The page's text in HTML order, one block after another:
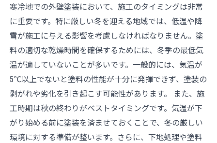
寒冷地での外壁塗装において、施工のタイミングは非常
に重要です。特に厳しい冬を迎える地域では、低温や降
雪が施工に与える影響を考慮しなければなりません。塗
料の適切な乾燥時間を確保するためには、冬季の最低気
温が適していないことが多いです。一般的には、気温が
5℃以上でないと塗料の性能が十分に発揮できず、塗装の
剥がれや劣化を引き起こす可能性があります。 また、施
工時期は秋の終わりがベストタイミングです。気温が下
がり始める前に塗装を済ませておくことで、冬の厳しい
環境に対する準備が整います。さらに、下地処理や塗料